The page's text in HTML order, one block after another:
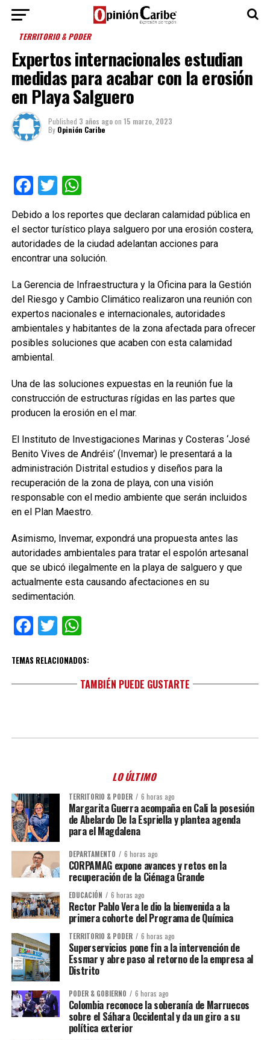
TERRITORIO & PODER
Expertos internacionales estudian
medidas para acabar con la erosión
en Playa Salguero
Published 3 años agoon 15 marzo, 2023
By Opinión Caribe
Facebook
TwitterWhatsApp
Debido a los reportes que declaran calamidad pública en
el sector turístico playa salguero por una erosión costera,
autoridades de la ciudad adelantan acciones para
encontrar una solución.
La Gerencia de Infraestructura y la Oficina para la Gestión
del Riesgo y Cambio Climático realizaron una reunión con
expertos nacionales e internacionales, autoridades
ambientales y habitantes de la zona afectada para ofrecer
posibles soluciones que acaben con esta calamidad
ambiental.
Una de las soluciones expuestas en la reunión fue la
construcción de estructuras rígidas en las partes que
producen la erosión en el mar.
El Instituto de Investigaciones Marinas y Costeras ‘José
Benito Vives de Andréis’ (Invemar) le presentará a la
administración Distrital estudios y diseños para la
recuperación de la zona de playa, con una visión
responsable con el medio ambiente que serán incluidos
en el Plan Maestro.
Asimismo, Invemar, expondrá una propuesta antes las
autoridades ambientales para tratar el espolón artesanal
que se ubicó ilegalmente en la playa de salguero y que
actualmente esta causando afectaciones en su
sedimentación.
Facebook
TwitterWhatsApp
TEMAS RELACIONADOS:
TAMBIÉN PUEDE GUSTARTE
LO ÚLTIMO
TERRITORIO & PODER 6 horas ago
Margarita Guerra acompaña en Cali la posesión
de Abelardo De la Espriella y plantea agenda
para el Magdalena
DEPARTAMENTO 6 horas ago
CORPAMAG expone avances y retos en la
recuperación de la Ciénaga Grande
EDUCACIÓN 6 horas ago
Rector Pablo Vera le dio la bienvenida a la
primera cohorte del Programa de Química
TERRITORIO & PODER 6 horas ago
Superservicios pone fin a la intervención de
Essmar y abre paso al retorno de la empresa al
Distrito
PODER & GOBIERNO 6 horas ago
Colombia reconoce la soberanía de Marruecos
sobre el Sáhara Occidental y da un giro a su
política exterior